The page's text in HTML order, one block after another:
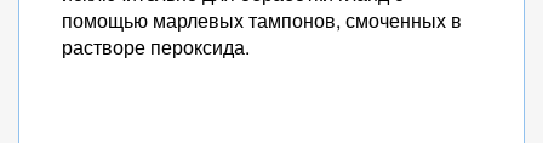
помощью марлевых тампонов, смоченных в
растворе пероксида.